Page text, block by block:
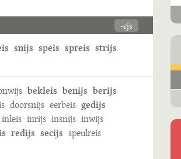
-ɛjs
snijs speis spreis strijs
bekleis benijs berijs
doorsnijs eerbeis gedijs
inleis inrijs insnijs inwijs
redijs secijs speulreis